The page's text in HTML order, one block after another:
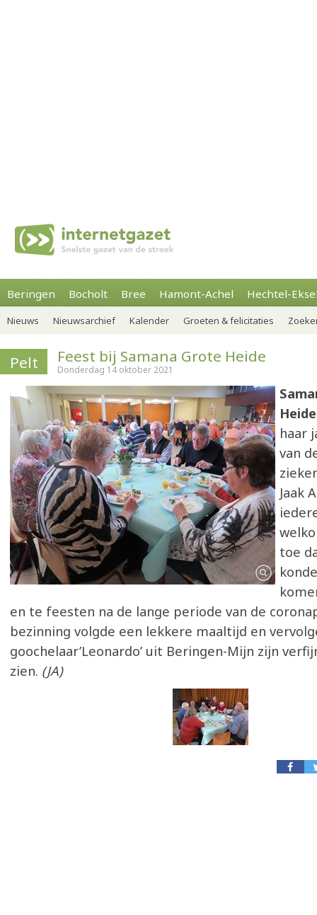
Beringen Bocholt Bree Hamont-Achel Hechtel-
Nieuws Nieuwsarchief Kalender Groeten & felicitaties
Pelt Feest bij Samana Grote Heide
Donderdag 14 oktober 2021
Heide
haar
van
Jaak
toe
en te feesten na de lange periode van de
bezinning volgde een lekkere maaltijd en
goochelaar’Leonardo’ uit Beringen-Mijn zijn
zien. (JA)